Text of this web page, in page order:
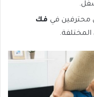
محترفين في فك